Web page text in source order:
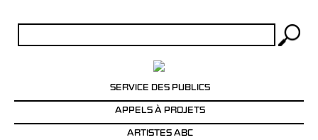
SERVICE DES PUBLICS
APPELS À PROJETS
ARTISTES ABC